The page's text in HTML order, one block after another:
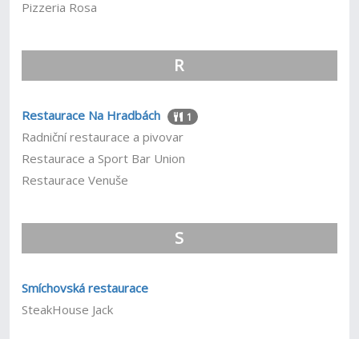
Pizzeria Rosa
R
Restaurace Na Hradbách 1
Radniční restaurace a pivovar
Restaurace a Sport Bar Union
Restaurace Venuše
S
Smíchovská restaurace
SteakHouse Jack